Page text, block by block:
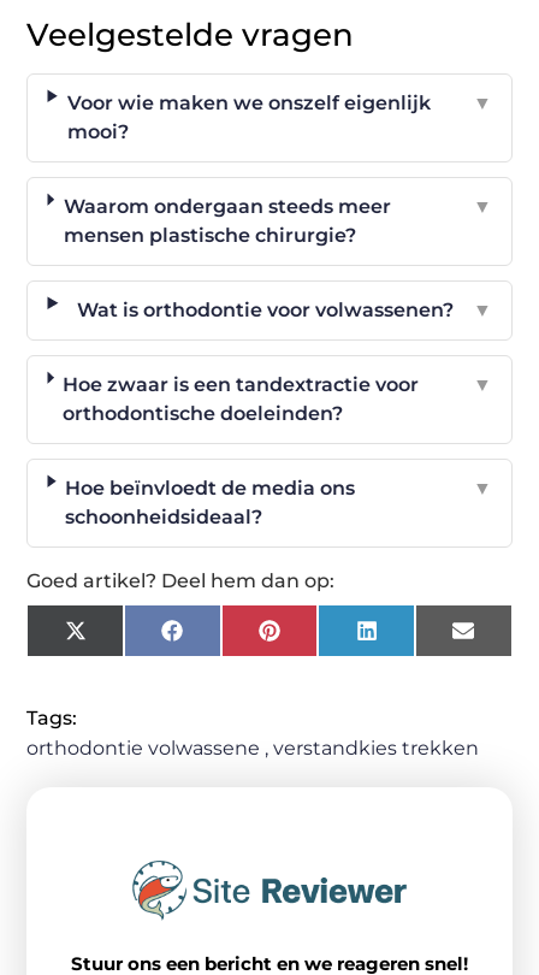
Veelgestelde vragen
Voor wie maken we onszelf eigenlijk
mooi?
▼
Waarom ondergaan steeds meer
mensen plastische chirurgie?
▼
Wat is orthodontie voor volwassenen? ▼
Hoe zwaar is een tandextractie voor
orthodontische doeleinden?
▼
Hoe beïnvloedt de media ons
schoonheidsideaal?
▼
Goed artikel? Deel hem dan op:
X
(Twitter)
FacebookPinterestLinkedIn Email
Tags:
orthodontie volwassene ,verstandkies trekken
Stuur ons een bericht en we reageren snel!